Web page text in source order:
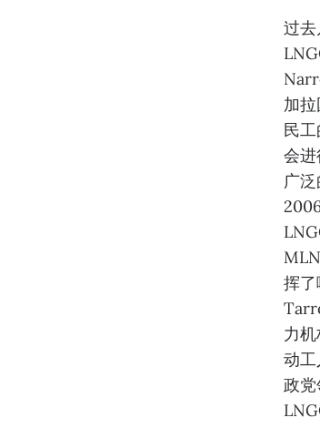
过
加
民
会
广
挥
力
动
政